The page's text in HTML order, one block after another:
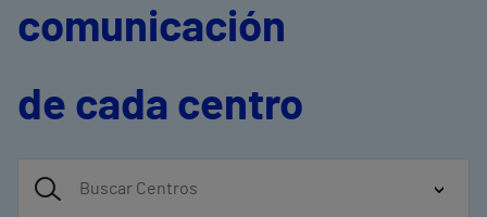
comunicación
de cada centro